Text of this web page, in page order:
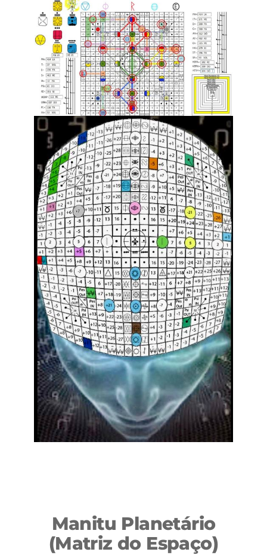
Manitu Planetário
(Matriz do Espaço)